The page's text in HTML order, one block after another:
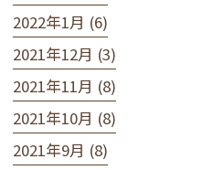
2022年1月 (6)
2021年12月 (3)
2021年11月 (8)
2021年10月 (8)
2021年9月 (8)